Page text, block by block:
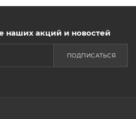
наших акций и новостей
ПОДПИСАТЬСЯ